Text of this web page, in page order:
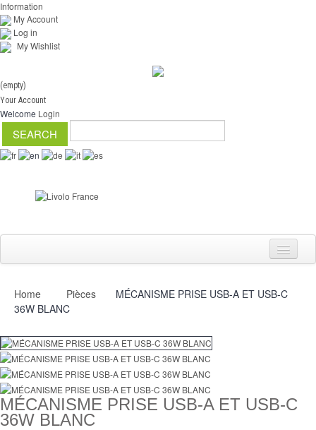
Information
My Account
Log in
My Wishlist
(empty)
Your Account
Welcome Login
Switch
2 Ways
Socket
Spéciales
Home Pièces
MÉCANISME PRISE USB-A ET USB-C
36W BLANC
MÉCANISME PRISE USB-A ET USB-C
36W BLANC